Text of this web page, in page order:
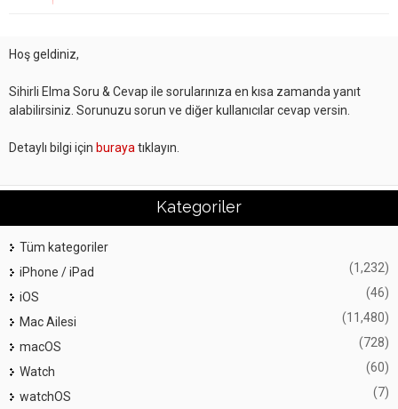
Hoş geldiniz,
Sihirli Elma Soru & Cevap ile sorularınıza en kısa zamanda yanıt
alabilirsiniz. Sorunuzu sorun ve diğer kullanıcılar cevap versin.
Detaylı bilgi için buraya tıklayın.
Kategoriler
Tüm kategoriler
iPhone / iPad
(1,232)
iOS (46)
Mac Ailesi (11,480)
macOS (728)
Watch (60)
watchOS (7)